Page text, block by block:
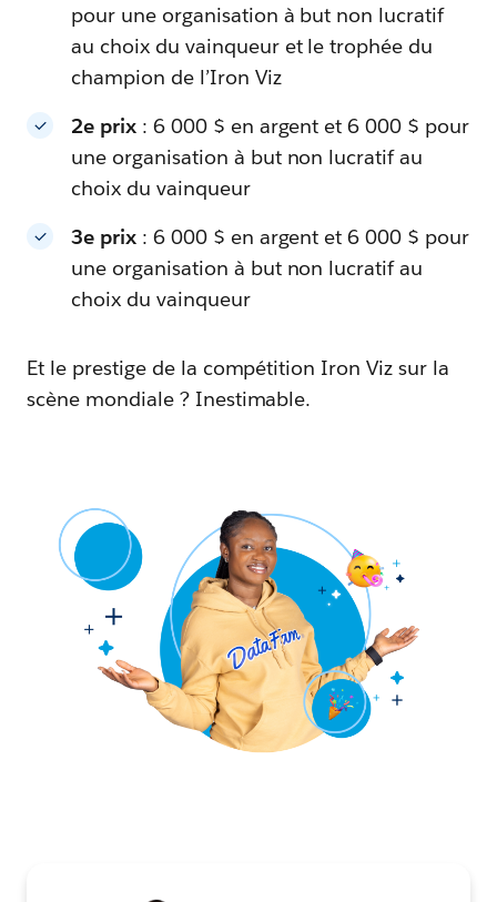
pour une organisation à but non lucratif
au choix du vainqueur et le trophée du
champion de l’Iron Viz
2e prix: 6 000 $ en argent et 6 000 $ pour
une organisation à but non lucratif au
choix du vainqueur
3e prix: 6 000 $ en argent et 6 000 $ pour
une organisation à but non lucratif au
choix du vainqueur
Et le prestige de la compétition Iron Viz sur la
scène mondiale ? Inestimable.